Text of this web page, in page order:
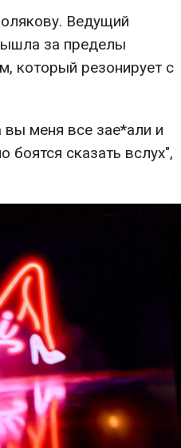
Ведущий
за пределы
который резонирует с
меня все зае*али и
боятся сказать вслух",